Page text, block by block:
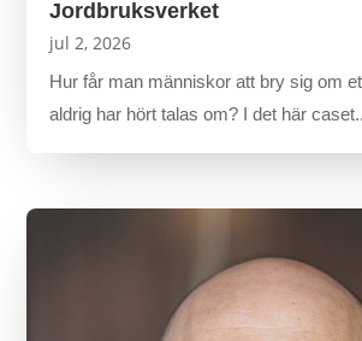
Jordbruksverket
jul 2, 2026
Hur får man människor att bry sig om
aldrig har hört talas om? I det här